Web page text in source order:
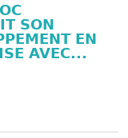
SON
EN
AVEC...